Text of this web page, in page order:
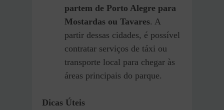
partem de Porto Alegre para
Mostardas ou Tavares. A
partir dessas cidades, é possível
contratar serviços de táxi ou
transporte local para chegar às
áreas principais do parque.
Dicas Úteis